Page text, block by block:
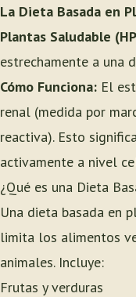
La Dieta Basada en
Plantas Saludable
estrechamente a una
Cómo Funciona: El
renal (medida por
reactiva). Esto
activamente a nivel
¿Qué es una Dieta
Una dieta basada en
limita los alimentos
animales. Incluye:
Frutas y verduras